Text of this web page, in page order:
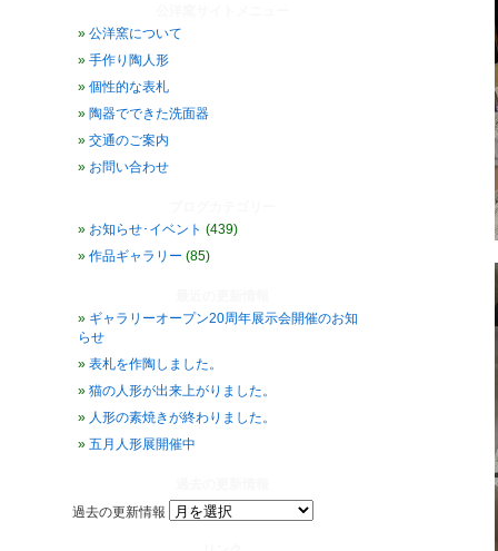
公洋窯について
手作り陶人形
個性的な表札
陶器でできた洗面器
交通のご案内
お問い合わせ
お知らせ･イベント (439)
作品ギャラリー (85)
ギャラリーオープン20周年展示会開催のお知
らせ
表札を作陶しました。
猫の人形が出来上がりました。
人形の素焼きが終わりました。
五月人形展開催中
過去の更新情報